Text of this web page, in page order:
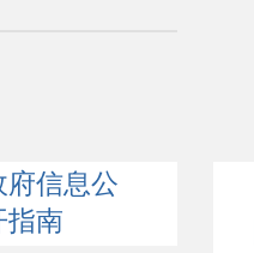
府信息公
指南